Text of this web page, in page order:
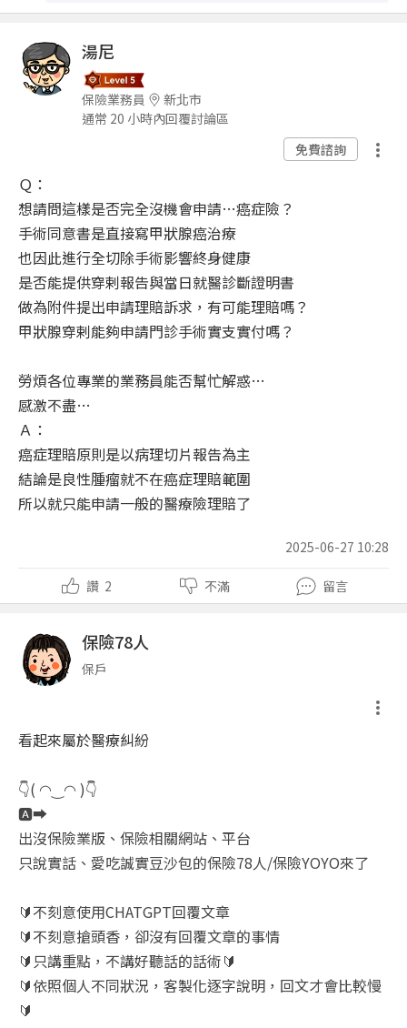
湯尼
保險業務員
新北市
通常 20 小時內回覆討論區
免費諮詢
Ｑ：
想請問這樣是否完全沒機會申請…癌症險？
手術同意書是直接寫甲狀腺癌治療
也因此進行全切除手術影響終身健康
是否能提供穿剌報告與當日就醫診斷證明書
做為附件提出申請理賠訴求，有可能理賠嗎？
甲狀腺穿剌能夠申請門診手術實支實付嗎？
勞煩各位專業的業務員能否幫忙解惑…
感激不盡…
Ａ：
癌症理賠原則是以病理切片報告為主
結論是良性腫瘤就不在癌症理賠範圍
所以就只能申請一般的醫療險理賠了
2025-06-27 10:28
讚 2 不滿 留言
保險78人
保戶
看起來屬於醫療糾紛
👇( ◠‿◠ )👇
🅰️➡️
出沒保險業版、保險相關網站、平台
只說實話、愛吃誠實豆沙包的保險78人/保險YOYO來了
🔰不刻意使用CHATGPT回覆文章
🔰不刻意搶頭香，卻沒有回覆文章的事情
🔰只講重點，不講好聽話的話術🔰
🔰依照個人不同狀況，客製化逐字說明，回文才會比較慢
🔰